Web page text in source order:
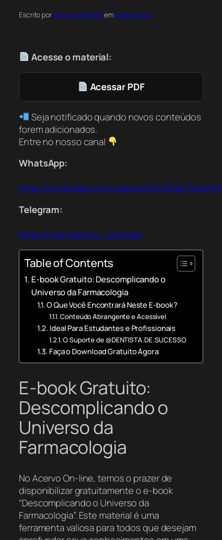
Escrito porAcervo Index BotemOdontologia
Acesse o material:
Acessar PDF
Seja notificado quando novos conteúdos
forem adicionados.
Entre no nosso canal
WhatsApp:
https://whatsapp.com/channel/
Telegram:
https://t.me/odonto_resumos
Table of Contents
E-book Gratuito: Descomplicando o
Universo da Farmacologia
O Que Você Encontrará Neste E-book?
Conteúdo Abrangente e Acessível
Ideal Para Estudantes e Profissionais
O Suporte de @DENTISTA.DE.SUCESSO
Faça o Download Gratuito Agora
E-book Gratuito:
Descomplicando o
Universo da
Farmacologia
No Acervo On-line, temos o prazer de
disponibilizar gratuitamente o e-book
“Descomplicando o Universo da
Farmacologia”. Este material é uma
ferramenta valiosa para todos que desejam